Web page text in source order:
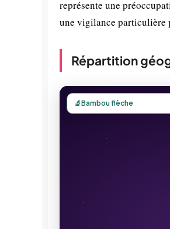
représente une
une vigilance particulière
Répartition